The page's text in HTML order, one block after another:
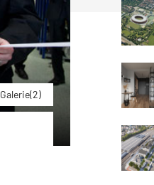
Galerie(2)